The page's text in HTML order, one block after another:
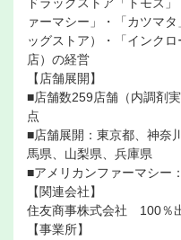
ァーマシー」・「カツマ
ッグストア）・「インク
店）の経営
【店舗展開】
■店舗数259店舗（内調剤
点
■店舗展開：東京都、神奈
馬県、山梨県、兵庫県
■アメリカンファーマシー
【関連会社】
住友商事株式会社 100％
【事業所】